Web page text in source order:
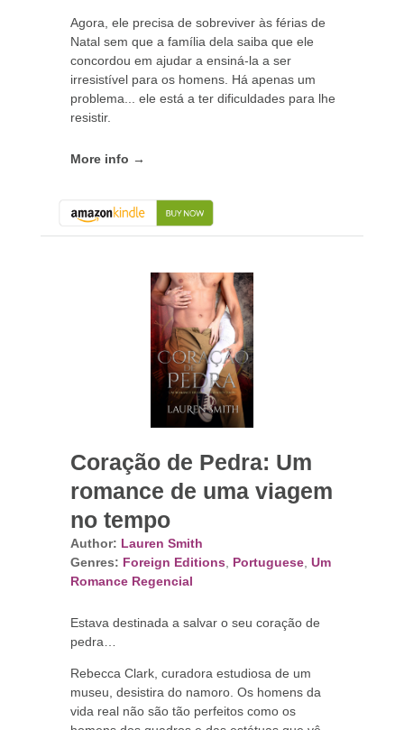
Agora, ele precisa de sobreviver às férias de
Natal sem que a família dela saiba que ele
concordou em ajudar a ensiná-la a ser
irresistível para os homens. Há apenas um
problema... ele está a ter dificuldades para lhe
resistir.
More info →
Coração de Pedra: Um
romance de uma viagem
no tempo
Author: Lauren Smith
Genres: Foreign Editions, Portuguese, Um
Romance Regencial
Estava destinada a salvar o seu coração de
pedra…
Rebecca Clark, curadora estudiosa de um
museu, desistira do namoro. Os homens da
vida real não são tão perfeitos como os